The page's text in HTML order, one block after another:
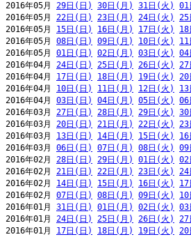
2016年05月 29日(日) 30日(月) 31日(火) 01
2016年05月 22日(日) 23日(月) 24日(火) 25
2016年05月 15日(日) 16日(月) 17日(火)
2016年05月 08日(日) 09日(月) 10日(火)
2016年05月 01日(日) 02日(月) 03日(火) 04
2016年04月 24日(日) 25日(月) 26日(火) 27
2016年04月 17日(日) 18日(月) 19日(火) 20
2016年04月 10日(日) 11日(月) 12日(火)
2016年04月 03日(日) 04日(月) 05日(火) 06
2016年03月 27日(日) 28日(月) 29日(火) 30
2016年03月 20日(日) 21日(月) 22日(火) 23
2016年03月 13日(日) 14日(月) 15日(火)
2016年03月 06日(日) 07日(月) 08日(火) 09
2016年02月 28日(日) 29日(月) 01日(火) 02
2016年02月 21日(日) 22日(月) 23日(火) 24
2016年02月 14日(日) 15日(月) 16日(火)
2016年02月 07日(日) 08日(月) 09日(火)
2016年01月 31日(日) 01日(月) 02日(火) 03
2016年01月 24日(日) 25日(月) 26日(火) 27
2016年01月 17日(日) 18日(月) 19日(火) 20